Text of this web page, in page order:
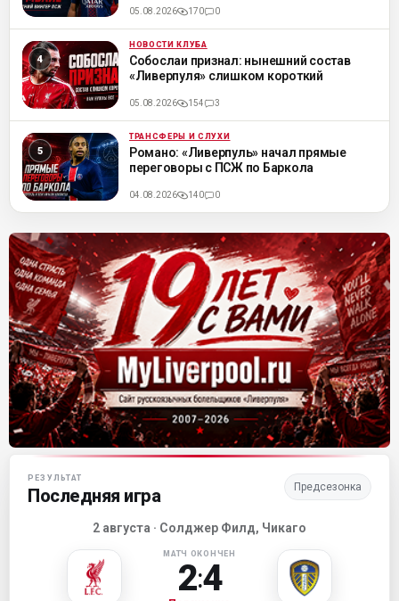
05.08.2026 170 0
ML НОВОСТИ КЛУБА
Собослаи признал: нынешний состав
«Ливерпуля» слишком короткий
05.08.2026 154 3
ML ТРАНСФЕРЫ И СЛУХИ
Романо: «Ливерпуль» начал прямые
переговоры с ПСЖ по Баркола
04.08.2026 140 0
Матч-центр «Ливерпуля»
РЕЗУЛЬТАТ
Последняя игра Предсезонка
2 августа · Солджер Филд, Чикаго
МАТЧ ОКОНЧЕН
2:4